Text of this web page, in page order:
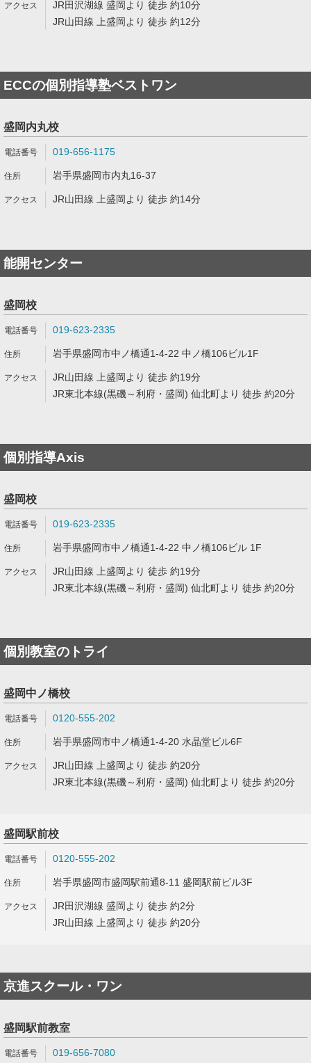
JR田沢湖線 盛岡より 徒歩 約10分
JR山田線 上盛岡より 徒歩 約12分
ECCの個別指導塾ベストワン
盛岡内丸校
019-656-1175
岩手県盛岡市内丸16-37
JR山田線 上盛岡より 徒歩 約14分
能開センター
盛岡校
019-623-2335
岩手県盛岡市中ノ橋通1-4-22 中ノ橋106ビル1F
JR山田線 上盛岡より 徒歩 約19分
JR東北本線(黒磯～利府・盛岡) 仙北町より 徒歩 約20分
個別指導Axis
盛岡校
019-623-2335
岩手県盛岡市中ノ橋通1-4-22 中ノ橋106ビル 1F
JR山田線 上盛岡より 徒歩 約19分
JR東北本線(黒磯～利府・盛岡) 仙北町より 徒歩 約20分
個別教室のトライ
盛岡中ノ橋校
0120-555-202
岩手県盛岡市中ノ橋通1-4-20 水晶堂ビル6F
JR山田線 上盛岡より 徒歩 約20分
JR東北本線(黒磯～利府・盛岡) 仙北町より 徒歩 約20分
盛岡駅前校
0120-555-202
岩手県盛岡市盛岡駅前通8-11 盛岡駅前ビル3F
JR田沢湖線 盛岡より 徒歩 約2分
JR山田線 上盛岡より 徒歩 約20分
京進スクール・ワン
盛岡駅前教室
019-656-7080